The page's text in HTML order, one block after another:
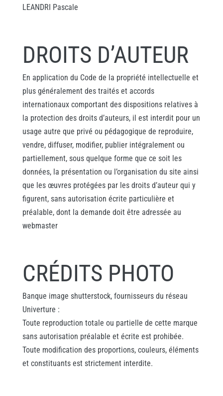
LEANDRI Pascale
DROITS D’AUTEUR
En application du Code de la propriété intellectuelle et
plus généralement des traités et accords
internationaux comportant des dispositions relatives à
la protection des droits d’auteurs, il est interdit pour un
usage autre que privé ou pédagogique de reproduire,
vendre, diffuser, modifier, publier intégralement ou
partiellement, sous quelque forme que ce soit les
données, la présentation ou l’organisation du site ainsi
que les œuvres protégées par les droits d’auteur qui y
figurent, sans autorisation écrite particulière et
préalable, dont la demande doit être adressée au
webmaster
CRÉDITS PHOTO
Banque image shutterstock, fournisseurs du réseau
Univerture :
Toute reproduction totale ou partielle de cette marque
sans autorisation préalable et écrite est prohibée.
Toute modification des proportions, couleurs, éléments
et constituants est strictement interdite.